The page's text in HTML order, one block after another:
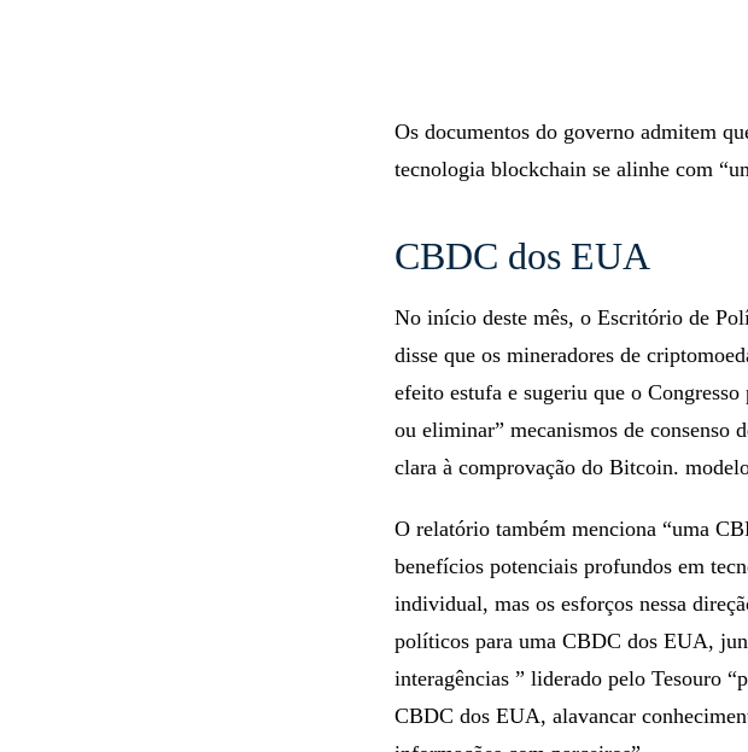
Os documentos do governo admitem
tecnologia blockchain se alinhe com
CBDC dos EUA
No início deste mês, o Escritório de
disse que os mineradores de
efeito estufa e sugeriu que o
ou eliminar” mecanismos de consenso
clara à comprovação do Bitcoin.
O relatório também menciona “uma
benefícios potenciais profundos em
individual, mas os esforços nessa
políticos para uma CBDC dos EUA,
interagências ” liderado pelo Tesouro
CBDC dos EUA, alavancar